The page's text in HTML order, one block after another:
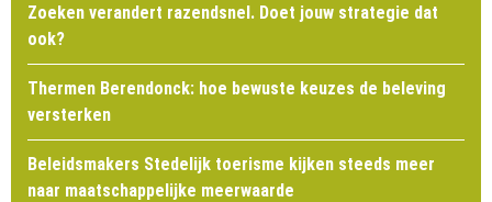
Zoeken verandert razendsnel. Doet jouw strategie dat
ook?
Thermen Berendonck: hoe bewuste keuzes de beleving
versterken
Beleidsmakers Stedelijk toerisme kijken steeds meer
naar maatschappelijke meerwaarde